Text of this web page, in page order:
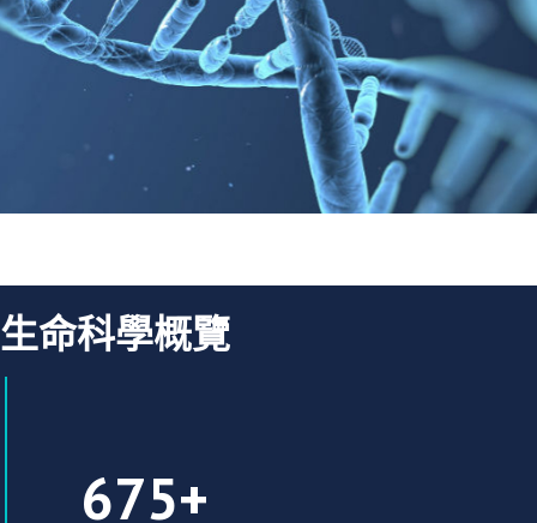
生命科學概覽
675+
There are over 675 Life Science